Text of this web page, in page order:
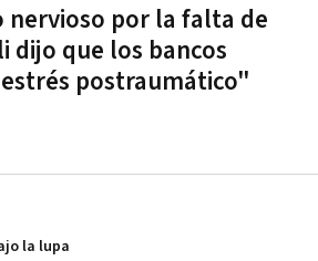
nervioso por la falta de
dijo que los bancos
postraumático"
la lupa